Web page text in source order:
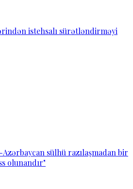
istehsalı sürətləndirməyi
sülhü razılaşmadan bir
olunandır"